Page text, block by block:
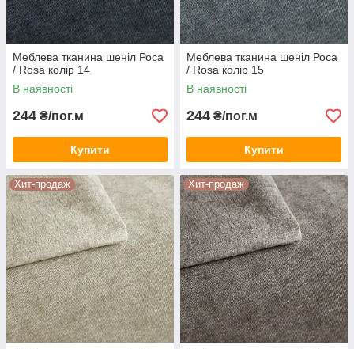
Меблева тканина шеніл Роса
/ Rosa колір 14
В наявності
244 ₴/пог.м
Купити
Меблева тканина шеніл Роса
/ Rosa колір 15
В наявності
244 ₴/пог.м
Купити
Хит-продаж Хит-продаж